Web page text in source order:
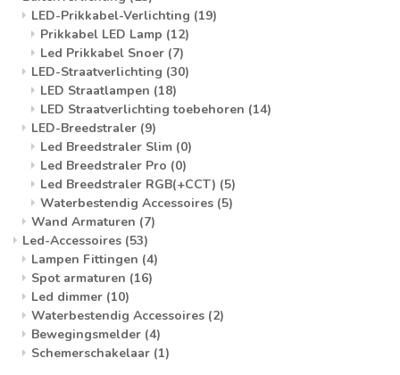
LED-Prikkabel-Verlichting (19)
Prikkabel LED Lamp (12)
Led Prikkabel Snoer (7)
LED-Straatverlichting (30)
LED Straatlampen (18)
LED Straatverlichting toebehoren (14)
LED-Breedstraler (9)
Led Breedstraler Slim (0)
Led Breedstraler Pro (0)
Led Breedstraler RGB(+CCT) (5)
Waterbestendig Accessoires (5)
Wand Armaturen (7)
Led-Accessoires (53)
Lampen Fittingen (4)
Spot armaturen (16)
Led dimmer (10)
Waterbestendig Accessoires (2)
Bewegingsmelder (4)
Schemerschakelaar (1)